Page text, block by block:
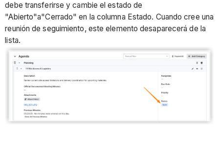
debe transferirse y cambie el estado de
"Abierto"a"Cerrado" en la columna Estado. Cuando cree una
reunión de seguimiento, este elemento desaparecerá de la
lista.